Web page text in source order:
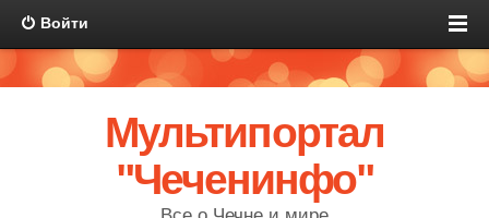
Войти
Мультипортал
"Чеченинфо"